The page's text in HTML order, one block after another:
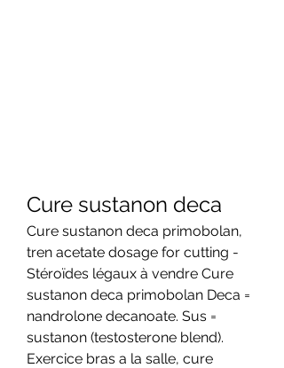
Cure sustanon deca
Cure sustanon deca primobolan,
tren acetate dosage for cutting -
Stéroïdes légaux à vendre Cure
sustanon deca primobolan Deca =
nandrolone decanoate. Sus =
sustanon (testosterone blend).
Exercice bras a la salle, cure